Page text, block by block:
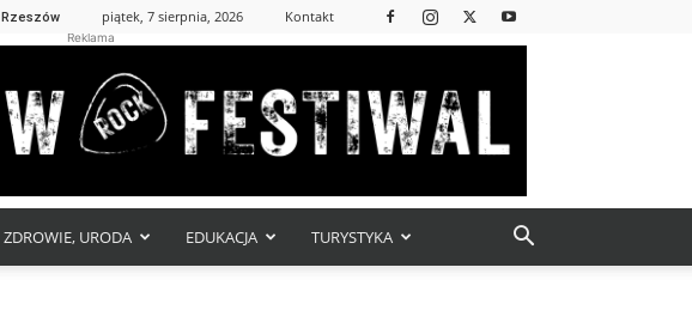
Rzeszów piątek, 7 sierpnia, 2026 Kontakt
Reklama
ZDROWIE, URODA EDUKACJA TURYSTYKA